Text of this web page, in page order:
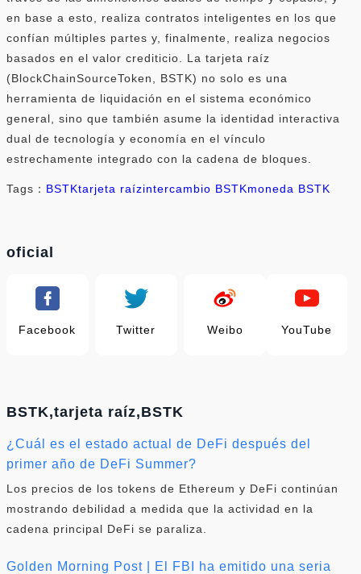
en base a esto, realiza contratos inteligentes en los que
confían múltiples partes y, finalmente, realiza negocios
basados ​​en el valor crediticio. La tarjeta raíz
(BlockChainSourceToken, BSTK) no solo es una
herramienta de liquidación en el sistema económico
general, sino que también asume la identidad interactiva
dual de tecnología y economía en el vínculo
estrechamente integrado con la cadena de bloques.
Tags： BSTKtarjeta raízintercambio BSTKmoneda BSTK
oficial
Facebook Twitter Weibo YouTube
BSTK,tarjeta raíz,BSTK
¿Cuál es el estado actual de DeFi después del
primer año de DeFi Summer?
Los precios de los tokens de Ethereum y DeFi continúan
mostrando debilidad a medida que la actividad en la
cadena principal DeFi se paraliza.
Golden Morning Post | El FBI ha emitido una seria